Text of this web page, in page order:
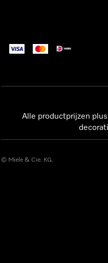
Alle productprijzen
© Miele & Cie. KG.